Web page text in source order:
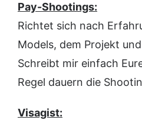
Pay-Shootings:
Richtet sich nach
Models, dem Projekt
Schreibt mir einfach
Regel dauern die
Visagist: